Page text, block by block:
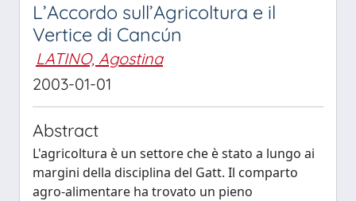
L’Accordo sull’Agricoltura e il
Vertice di Cancún
LATINO, Agostina
2003-01-01
Abstract
L'agricoltura è un settore che è stato a lungo ai
margini della disciplina del Gatt. Il comparto
agro-alimentare ha trovato un pieno